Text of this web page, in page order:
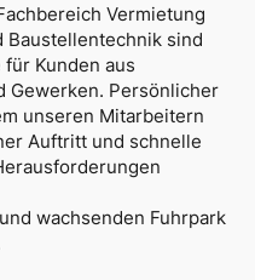
Vermietung
Baustellentechnik sind
Kunden aus
Gewerken. Persönlicher
unseren Mitarbeitern
Auftritt und schnelle
wachsenden Fuhrpark